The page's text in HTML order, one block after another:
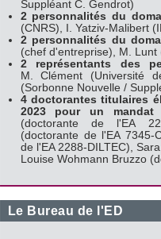
Suppléant C. Gendrot)
2 personnalités du
(CNRS), I. Yatziv-Malibert
2 personnalités du
(chef d'entreprise), M. Lunt
2 représentants des
M. Clément (Université
(Sorbonne Nouvelle /
4 doctorantes titulaires
2023 pour un
(doctorante de l'EA
(doctorante de l'EA 7345-
de l'EA 2288-DILTEC),
Louise Wohmann Bruzzo
Le Bureau de l'ED